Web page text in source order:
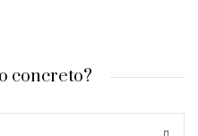
concreto?